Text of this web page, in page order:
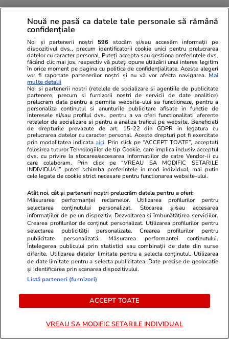
Știri România 07 aug.
O legumă exotică, aclimatizată
în România, va fi vândută în
premieră. Cercetătorii de la
Buzău mizează pe un real
succes
07 aug.
De ce nu stingem lumina când
ne zice Bolojan. Criza Dunării e
doar un avertisment
07 aug.
Cum supraviețuiești unui șef
prost
Nouă ne pasă ca datele tale personale să rămână
confidențiale
Noi și partenerii noștri 596 stocăm și/sau accesăm informații pe
dispozitivul dvs., precum identificatorii cookie unici pentru prelucrarea
datelor cu caracter personal. Puteți accepta sau gestiona preferințele dvs.
făcând clic mai jos, respectiv vă puteți opune utilizării unui interes legitim
în orice moment pe pagina cu politica de confidențialitate. Aceste alegeri
vor fi raportate partenerilor noștri și nu vă vor afecta navigarea. Mai
multe detalii
Noi si partenerii nostri (retelele de socializare si agentiile de publicitate
partenere, precum si furnizorii nostri de servicii de date analitice)
prelucram date pentru a permite website-ului sa functioneze, pentru a
personaliza continutul si anunturile publicitare afisate in functie de
interesele si/sau profilul dvs., pentru a va oferi functionalitati aferente
retelelor de socializare si pentru a analiza traficul pe website. Beneficiati
de drepturile prevazute de art. 15-22 din GDPR in legatura cu
prelucrarea datelor cu caracter personal. Aceste drepturi pot fi exercitate
prin modalitatea indicataaici. Prin click pe “ACCEPT TOATE”, acceptati
folosirea tuturor Tehnologiilor de tip Cookie, care implica inclusiv acceptul
dvs. cu privire la stocarea/accesarea informatiilor de catre Vendor-ii cu
care colaboram. Prin click pe “VREAU SA MODIFIC SETARILE
INDIVIDUAL” puteti schimba preferintele in mod individual, mai putin
cele legate de cookie strict necesare pentru functionarea website-ului.
Atât noi, cât și partenerii noștri prelucrăm datele pentru a oferi:
Măsurarea performanței reclamelor. Utilizarea profilurilor pentru
selectarea conținutului personalizat. Stocarea și/sau accesarea
informațiilor de pe un dispozitiv. Dezvoltarea și îmbunătățirea serviciilor.
Crearea profilurilor de conținut personalizat. Utilizarea profilurilor pentru
selectarea publicității personalizate. Crearea profilurilor pentru
publicitate personalizată. Măsurarea performanței conținutului.
Înțelegerea publicului prin statistici sau combinații de date din surse
diferite. Utilizarea datelor limitate pentru a selecta conținutul. Utilizarea
de date limitate pentru a selecta publicitatea. Date precise de geolocație
și identificarea prin scanarea dispozitivului.
Listă parteneri (furnizori)
ACCEPT TOATE
VREAU SA MODIFIC SETARILE INDIVIDUAL